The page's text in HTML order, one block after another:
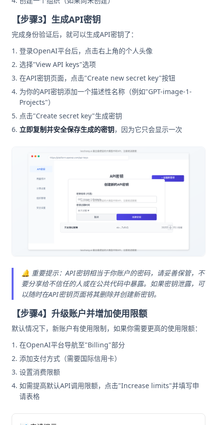
【步骤3】生成API密钥
完成身份验证后，就可以生成API密钥了：
登录OpenAI平台后，点击右上角的个人头像
选择"View API keys"选项
在API密钥页面，点击"Create new secret key"按钮
为你的API密钥添加一个描述性名称（例如"GPT-image-1-
Projects"）
点击"Create secret key"生成密钥
立即复制并安全保存生成的密钥，因为它只会显示一次
🔔 重要提示：API密钥相当于你账户的密码，请妥善保管，不
要分享给不信任的人或在公共代码中暴露。如果密钥泄露，可
以随时在API密钥页面将其删除并创建新密钥。
【步骤4】升级账户并增加使用限额
默认情况下，新账户有使用限制，如果你需要更高的使用限额：
在OpenAI平台导航至"Billing"部分
添加支付方式（需要国际信用卡）
设置消费限额
如需提高默认API调用限额，点击"Increase limits"并填写申
请表格